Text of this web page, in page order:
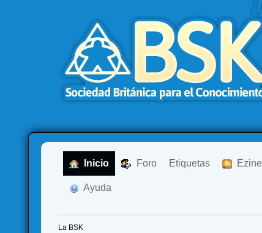
Inicio Foro Etiquetas Ezine
Ayuda
La BSK